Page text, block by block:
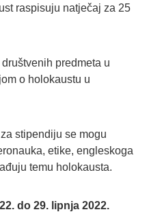
raspisuju natječaj za 25
predmeta u
o holokaustu u
stipendiju se mogu
etike, engleskoga
temu holokausta.
do 29. lipnja 2022.